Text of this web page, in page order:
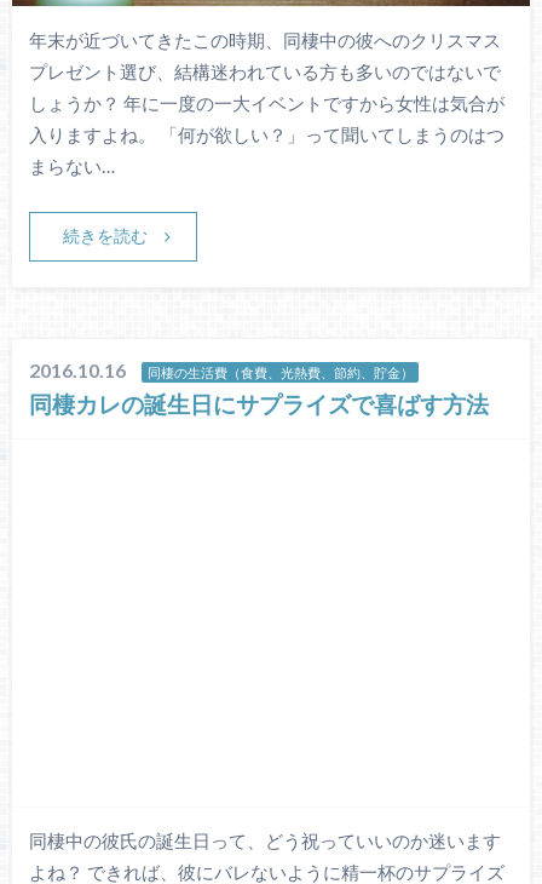
年末が近づいてきたこの時期、同棲中の彼へのクリスマス
プレゼント選び、結構迷われている方も多いのではないで
しょうか？ 年に一度の一大イベントですから女性は気合が
入りますよね。 「何が欲しい？」って聞いてしまうのはつ
まらない…
続きを読む
2016.10.16 同棲の生活費（食費、光熱費、節約、貯金）
同棲カレの誕生日にサプライズで喜ばす方法
同棲中の彼氏の誕生日って、どう祝っていいのか迷います
よね？ できれば、彼にバレないように精一杯のサプライズ